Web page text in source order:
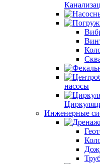
насосы
Инженерные